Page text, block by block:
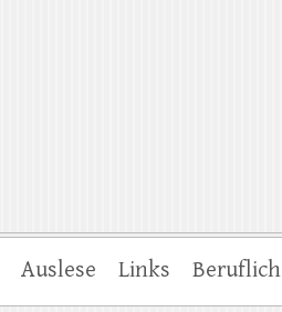
Auslese Links Beruflich